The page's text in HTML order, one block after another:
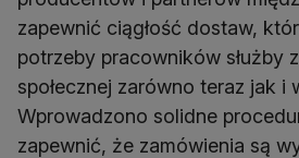
zapewnić ciągłość dostaw,
potrzeby pracowników służby
społecznej zarówno teraz jak i
Wprowadzono solidne
zapewnić, że zamówienia są